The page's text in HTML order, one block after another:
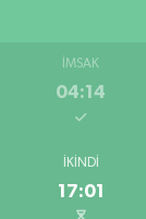
İMSAK
04:14
İKINDI
17:01